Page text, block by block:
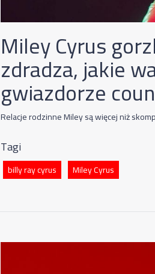
Miley Cyrus
zdradza, jakie
gwiazdorze
Relacje rodzinne Miley są więcej niż
Tagi
billy ray cyrus Miley Cyrus